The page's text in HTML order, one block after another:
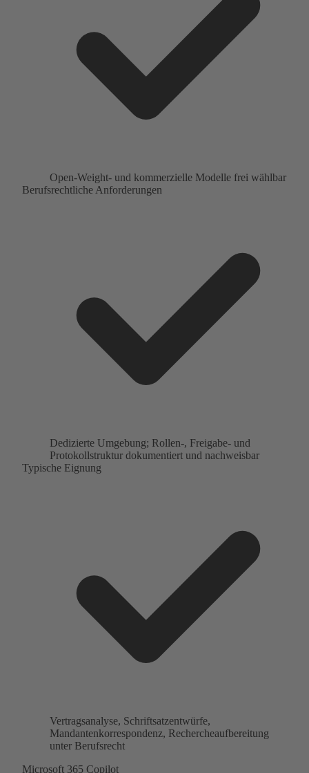
Open-Weight- und kommerzielle Modelle frei wählbar
Berufsrechtliche Anforderungen
Dedizierte Umgebung; Rollen-, Freigabe- und
Protokollstruktur dokumentiert und nachweisbar
Typische Eignung
Vertragsanalyse, Schriftsatzentwürfe,
Mandantenkorrespondenz, Rechercheaufbereitung
unter Berufsrecht
Microsoft 365 Copilot